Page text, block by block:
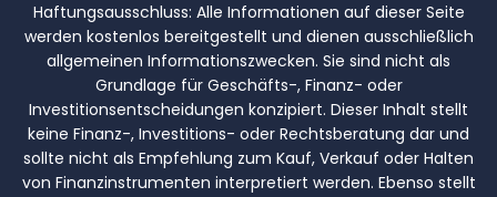
Haftungsausschluss: Alle Informationen auf dieser Seite
werden kostenlos bereitgestellt und dienen ausschließlich
allgemeinen Informationszwecken. Sie sind nicht als
Grundlage für Geschäfts-, Finanz- oder
Investitionsentscheidungen konzipiert. Dieser Inhalt stellt
keine Finanz-, Investitions- oder Rechtsberatung dar und
sollte nicht als Empfehlung zum Kauf, Verkauf oder Halten
von Finanzinstrumenten interpretiert werden. Ebenso stellt